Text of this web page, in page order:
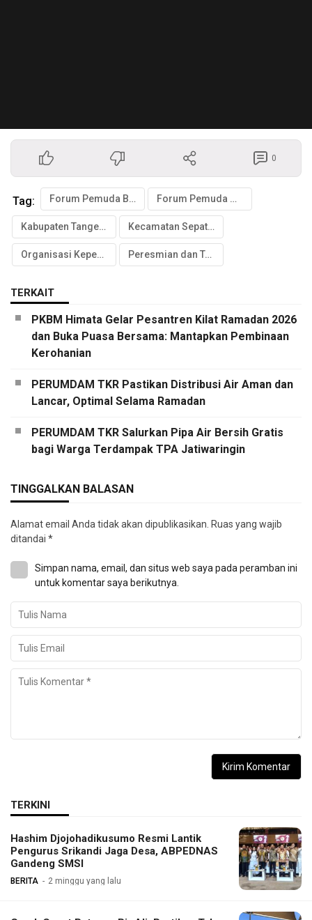
0
Tag: Forum Pemuda Bersatu Desa Kayu Agung Forum Pemuda Oleng
Kabupaten Tangerang Kecamatan Sepatan
Organisasi Kepemudaan Peresmian dan Tasyakuran
TERKAIT
PKBM Himata Gelar Pesantren Kilat Ramadan 2026
dan Buka Puasa Bersama: Mantapkan Pembinaan
Kerohanian
PERUMDAM TKR Pastikan Distribusi Air Aman dan
Lancar, Optimal Selama Ramadan
PERUMDAM TKR Salurkan Pipa Air Bersih Gratis
bagi Warga Terdampak TPA Jatiwaringin
TINGGALKAN BALASAN
Alamat email Anda tidak akan dipublikasikan. Ruas yang wajib
ditandai *
Simpan nama, email, dan situs web saya pada peramban ini
untuk komentar saya berikutnya.
TERKINI
Hashim Djojohadikusumo Resmi Lantik
Pengurus Srikandi Jaga Desa, ABPEDNAS
Gandeng SMSI
BERITA 2 minggu yang lalu